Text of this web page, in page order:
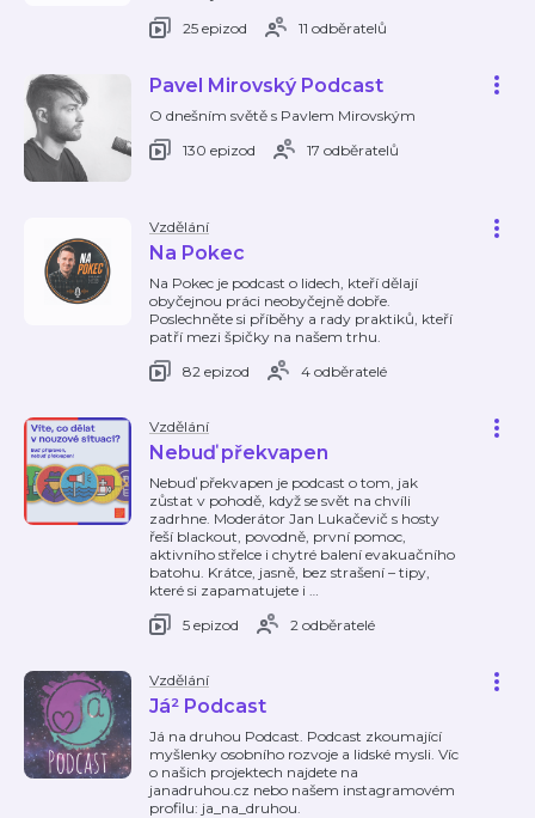
25 epizod
11 odběratelů
Pavel Mirovský Podcast
O dnešním světě s Pavlem Mirovským
130 epizod
17 odběratelů
Vzdělání
Na Pokec
Na Pokec je podcast o lidech, kteří dělají
obyčejnou práci neobyčejně dobře.
Poslechněte si příběhy a rady praktiků, kteří
patří mezi špičky na našem trhu.
82 epizod
4 odběratelé
Vzdělání
Nebuď překvapen
Nebuď překvapen je podcast o tom, jak
zůstat v pohodě, když se svět na chvíli
zadrhne. Moderátor Jan Lukačevič s hosty
řeší blackout, povodně, první pomoc,
aktivního střelce i chytré balení evakuačního
batohu. Krátce, jasně, bez strašení – tipy,
které si zapamatujete i …
5 epizod
2 odběratelé
Vzdělání
Já² Podcast
Já na druhou Podcast. Podcast zkoumající
myšlenky osobního rozvoje a lidské mysli. Víc
o našich projektech najdete na
janadruhou.cz nebo našem instagramovém
profilu: ja_na_druhou.